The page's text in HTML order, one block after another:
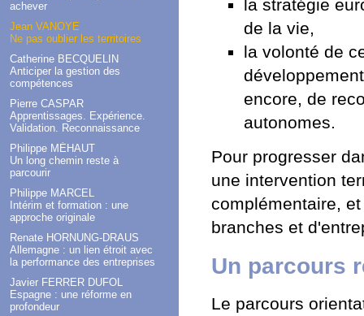
achever
Jean VANOYE
Ne pas oublier les territoires
Catherine BECQUELIN
Anticiper la gestion des
compétences
Pierre CASPAR
Apprentissages. Expérience.
Validation. Reconnaissance
Philippe MÉHAUT
Un long chemin reste à
parcourir
Philippe MARCEL
Intérim et formation : une
approche originale
Renate HORNUNG-DRAUS
Allemagne : un lien étroit avec
la performance des entreprises
Javier FERRER DUFOL
Espagne : une réforme en
profondeur
la stratégie
de la vie,
la volonté de
encore, de
autonomes.
Pour progresser
une intervention
complémentaire,
branches et
Un parcours
Le parcours